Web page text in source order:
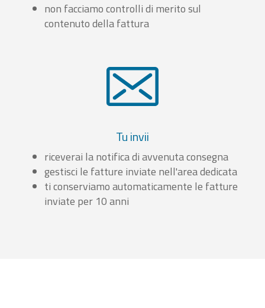
non facciamo controlli di merito sul
contenuto della fattura
Tu invii
riceverai la notifica di avvenuta consegna
gestisci le fatture inviate nell'area dedicata
ti conserviamo automaticamente le fatture
inviate per 10 anni